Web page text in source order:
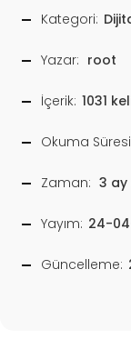
Kategori:
Yazar: root
İçerik: 1031
Okuma
Zaman: 3
Yayım: 24-
Güncelleme: